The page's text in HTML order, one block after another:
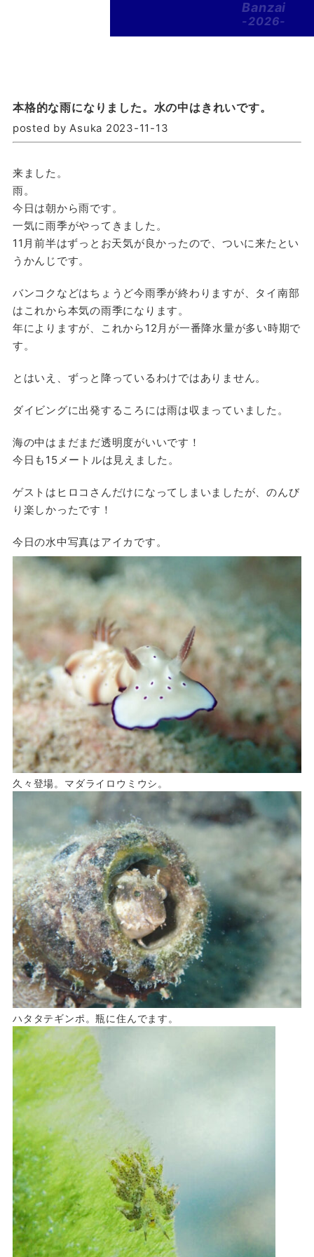
Banzai
-2026-
本格的な雨になりました。水の中はきれいです。
posted by Asuka 2023-11-13
来ました。
雨。
今日は朝から雨です。
一気に雨季がやってきました。
11月前半はずっとお天気が良かったので、ついに来たとい
うかんじです。
バンコクなどはちょうど今雨季が終わりますが、タイ南部
はこれから本気の雨季になります。
年によりますが、これから12月が一番降水量が多い時期で
す。
とはいえ、ずっと降っているわけではありません。
ダイビングに出発するころには雨は収まっていました。
海の中はまだまだ透明度がいいです！
今日も15メートルは見えました。
ゲストはヒロコさんだけになってしまいましたが、のんび
り楽しかったです！
今日の水中写真はアイカです。
久々登場。マダライロウミウシ。
ハタタテギンポ。瓶に住んでます。